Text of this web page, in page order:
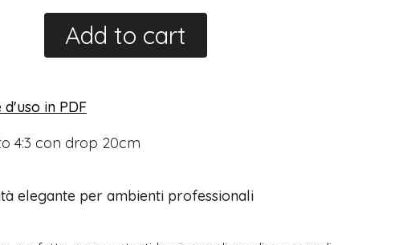
Add to cart
in PDF
4:3 con drop 20cm
elegante per ambienti professionali